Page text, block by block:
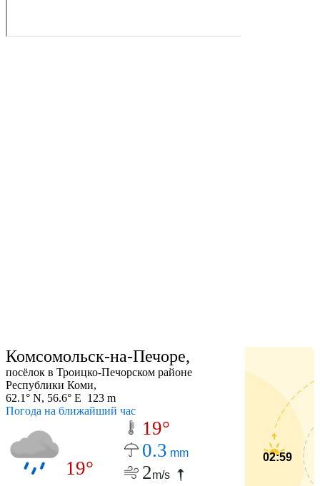
Комсомольск-на-Печоре,
посёлок в Троицко-Печорском районе
Республики Коми,
62.1° N, 56.6° E 123 m
Погода на ближайший час
19°
19°
0.3 mm
2m/s
02:59